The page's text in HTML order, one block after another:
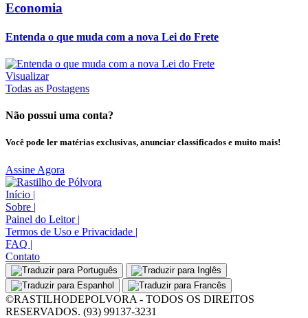
Economia
Entenda o que muda com a nova Lei do Frete
Visualizar
Todas as Postagens
Não possui uma conta?
Você pode ler matérias exclusivas, anunciar classificados e muito mais!
Assine Agora
Início |
Sobre |
Painel do Leitor |
Termos de Uso e Privacidade |
FAQ |
Contato
©RASTILHODEPOLVORA - TODOS OS DIREITOS
RESERVADOS. (93) 99137-3231